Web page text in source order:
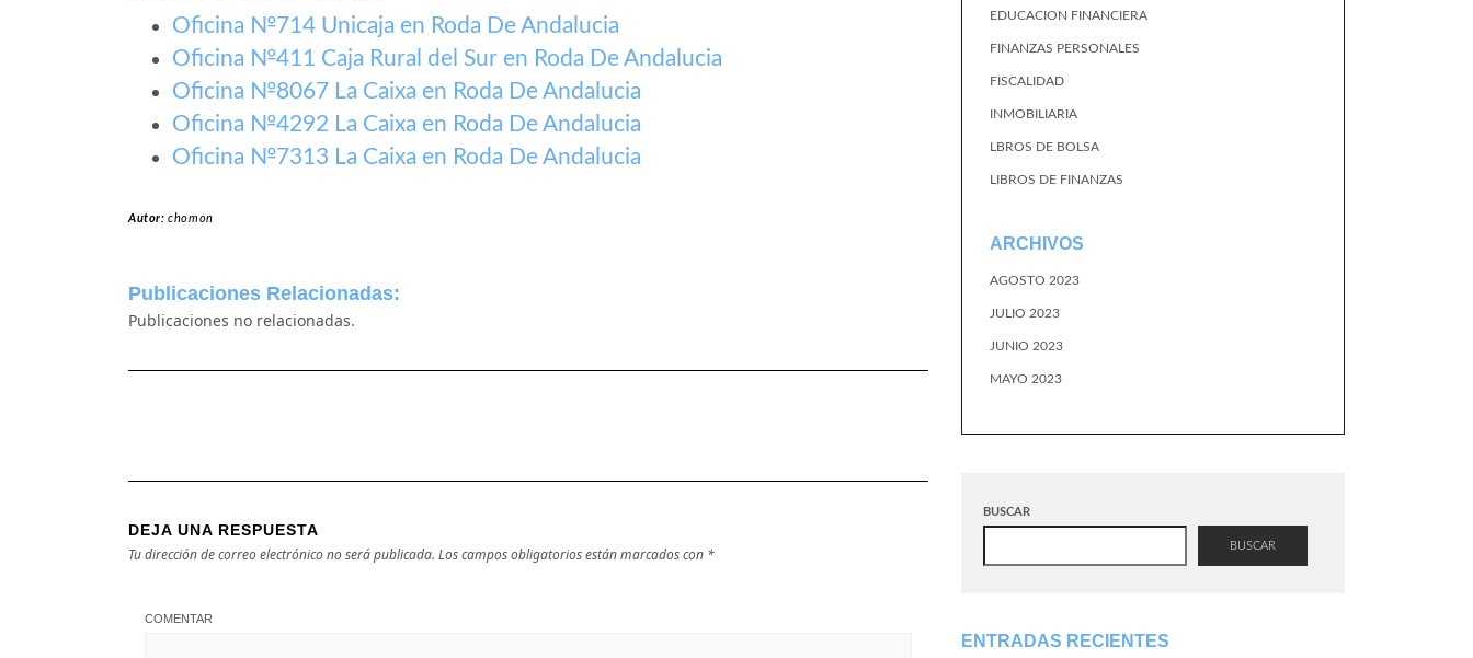
Oficina №714 Unicaja en Roda De Andalucia
Oficina №411 Caja Rural del Sur en Roda De Andalucia
Oficina №8067 La Caixa en Roda De Andalucia
Oficina №4292 La Caixa en Roda De Andalucia
Oficina №7313 La Caixa en Roda De Andalucia
Autor:chomon
Publicaciones Relacionadas:
Publicaciones no relacionadas.
DEJA UNA RESPUESTA
Tu dirección de correo electrónico no será publicada. Los campos obligatorios están marcados con *
COMENTAR
EDUCACION FINANCIERA
FINANZAS PERSONALES
FISCALIDAD
INMOBILIARIA
LBROS DE BOLSA
LIBROS DE FINANZAS
ARCHIVOS
AGOSTO 2023
JULIO 2023
JUNIO 2023
MAYO 2023
BUSCAR
BUSCAR
ENTRADAS RECIENTES